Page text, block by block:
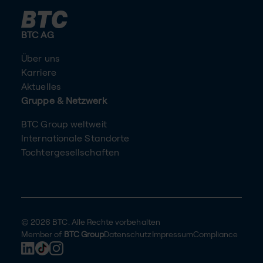
BTC AG
Über uns
Karriere
Aktuelles
Gruppe & Netzwerk
BTC Group weltweit
Internationale Standorte
Tochtergesellschaften
© 2026 BTC. Alle Rechte vorbehalten
Member of BTC GroupDatenschutz ImpressumCompliance